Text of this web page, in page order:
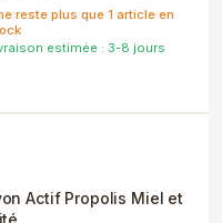
reste plus que 1 article en
estimée : 3-8 jours
Actif Propolis Miel et